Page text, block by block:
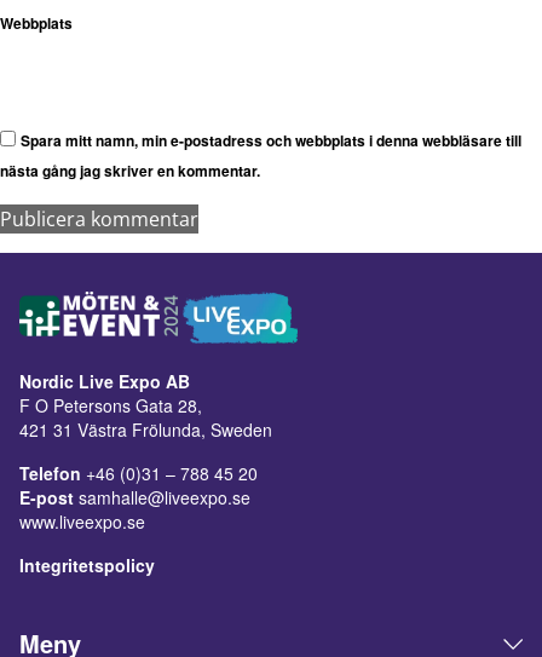
Webbplats
Spara mitt namn, min e-postadress och webbplats i denna webbläsare till
nästa gång jag skriver en kommentar.
Nordic Live Expo AB
F O Petersons Gata 28,
421 31 Västra Frölunda, Sweden
Telefon +46 (0)31 – 788 45 20
E-post samhalle@liveexpo.se
www.liveexpo.se
Integritetspolicy
Meny